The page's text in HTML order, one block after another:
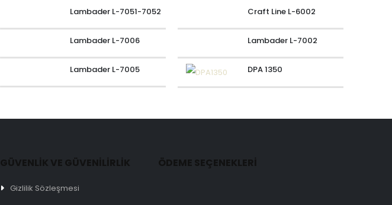
Lambader L-7051-7052
Lambader L-7006
Lambader L-7005
Craft Line L-6002
Lambader L-7002
DPA 1350
GÜVENLİK VE GÜVENİLİRLİK
Gizlilik Sözleşmesi
ÖDEME SEÇENEKLERİ